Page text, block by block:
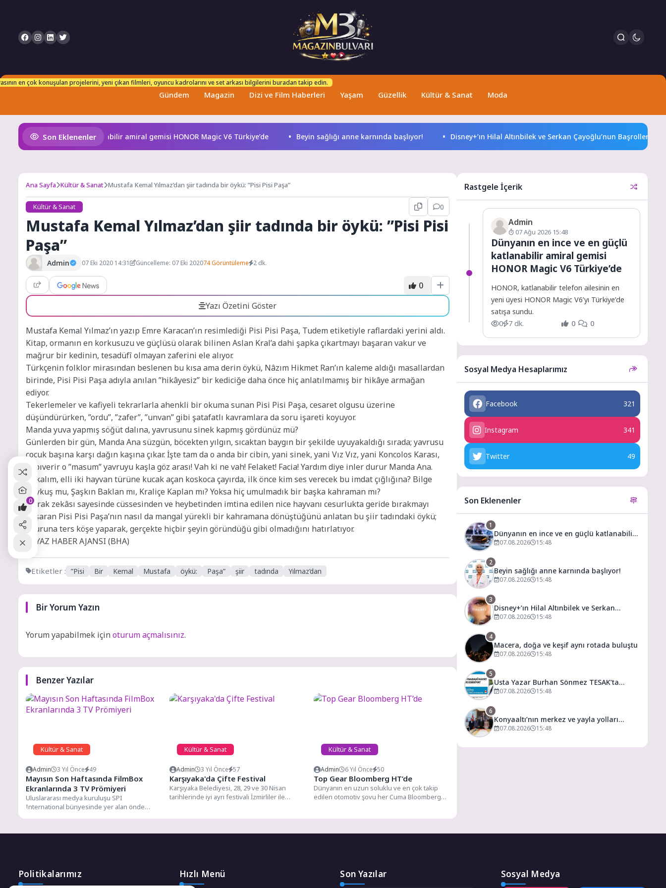
Gündem
takip edebilirsiniz. Her an taze ve güncel bilgilerle karşınızdayız!
Magazin Dizi ve Film Haberleri
en çok konuşulan projelerini, yeni çıkan filmleri, oyuncu kadrolarını ve set arkası bilgilerini buradan takip edin.
Yaşam Güzellik Kültür & Sanat Moda
Son Eklenenler
en ince ve en güçlü katlanabilir amiral gemisi HONOR Magic V6 Türkiye’de Beyin sağlığı anne karnında başlıyor! Disney+’ın Hilal Altınbilek ve Serkan Çayoğlu’nun Başrollerinde
Ana Sayfa Kültür & Sanat Mustafa Kemal Yılmaz’dan şiir tadında bir öykü: ”Pisi Pisi Paşa”
Kültür & Sanat 0
Mustafa Kemal Yılmaz’dan şiir tadında bir öykü: ”Pisi Pisi
Paşa”
Admin 07 Eki 2020 14:31 Güncelleme: 07 Eki 202074 Görüntüleme 2 dk.
0
Yazı Özetini Göster
Mustafa Kemal Yılmaz’ın yazıp Emre Karacan’ın resimlediği Pisi Pisi Paşa, Tudem etiketiyle raflardaki yerini aldı.
Kitap, ormanın en korkusuzu ve güçlüsü olarak bilinen Aslan Kral’a dahi şapka çıkartmayı başaran vakur ve
mağrur bir kedinin, tesadüfî olmayan zaferini ele alıyor.
Türkçenin folklor mirasından beslenen bu kısa ama derin öykü, Nâzım Hikmet Ran’ın kaleme aldığı masallardan
birinde, Pisi Pisi Paşa adıyla anılan ”hikâyesiz” bir kediciğe daha önce hiç anlatılmamış bir hikâye armağan
ediyor.
Tekerlemeler ve kafiyeli tekrarlarla ahenkli bir okuma sunan Pisi Pisi Paşa, cesaret olgusu üzerine
düşündürürken, ”ordu”, ”zafer”, ”unvan” gibi şatafatlı kavramlara da soru işareti koyuyor.
Manda yuva yapmış söğüt dalına, yavrusunu sinek kapmış gördünüz mü?
Günlerden bir gün, Manda Ana süzgün, böcekten yılgın, sıcaktan baygın bir şekilde uyuyakaldığı sırada; yavrusu
çocuk başına karşı dağın kaşına çıkar. İşte tam da o anda bir cibin, yani sinek, yani Vız Vız, yani Koncolos Karası,
kapıverir o ”masum” yavruyu kaşla göz arası! Vah ki ne vah! Felaket! Facia! Yardım diye inler durur Manda Ana.
Bakalım, elli iki hayvan türüne kucak açan koskoca çayırda, ilk önce kim ses verecek bu imdat çığlığına? Bilge
Baykuş mu, Şaşkın Baklan mı, Kraliçe Kaplan mı? Yoksa hiç umulmadık bir başka kahraman mı?
Kıvrak zekâsı sayesinde cüssesinden ve heybetinden imtina edilen nice hayvanı cesurlukta geride bırakmayı
başaran Pisi Pisi Paşa’nın nasıl da mangal yürekli bir kahramana dönüştüğünü anlatan bu şiir tadındaki öykü;
okuruna ters köşe yaparak, gerçekte hiçbir şeyin göründüğü gibi olmadığını hatırlatıyor.
BEYAZ HABER AJANSI (BHA)
Etiketler : ”Pisi Bir Kemal Mustafa öykü: Paşa” şiir tadında Yılmaz’dan
Bir Yorum Yazın
Yorum yapabilmek içinoturum açmalısınız.
Benzer Yazılar
Kültür & Sanat
Admin 3 Yıl Önce 49
Mayısın Son Haftasında FilmBox
Ekranlarında 3 TV Prömiyeri
Uluslararası medya kuruluşu SPI
International bünyesinde yer alan önde
Kültür & Sanat
Admin 3 Yıl Önce 57
Karşıyaka'da Çifte Festival
Karşıyaka Belediyesi, 28, 29 ve 30 Nisan
tarihlerinde iyi ayrı festivali İzmirliler ile
Kültür & Sanat
Admin 6 Yıl Önce 50
Top Gear Bloomberg HT’de
Dünyanın en uzun soluklu ve en çok takip
edilen otomotiv şovu her Cuma Bloomberg
Rastgele İçerik
Admin
07 Ağu 2026 15:48
Dünyanın en ince ve en güçlü
katlanabilir amiral gemisi
HONOR Magic V6 Türkiye’de
HONOR, katlanabilir telefon ailesinin en
yeni üyesi HONOR Magic V6’yı Türkiye’de
satışa sundu.
0 7 dk. 0 0
Sosyal Medya Hesaplarımız
Facebook 321
Instagram 341
Twitter 49
Son Eklenenler
1
Dünyanın en ince ve en güçlü katlanabilir
amiral gemisi HONOR Magic V6 Türkiye’de
07.08.2026 15:48
2
Beyin sağlığı anne karnında başlıyor!
07.08.2026 15:48
3
Disney+’ın Hilal Altınbilek ve Serkan
Çayoğlu’nun Başrollerinde Yer Aldığı
Uyandıran İlk Tanıtımı Yayımlandı
07.08.2026 15:48
4
Macera, doğa ve keşif aynı rotada buluştu
07.08.2026 15:48
5
Usta Yazar Burhan Sönmez TESAK’ta
Okurlarıyla Buluşuyor
07.08.2026 15:48
6
Konyaaltı’nın merkez ve yayla yolları
yenilenecek
07.08.2026 15:48
Politikalarımız Hızlı Menü Son Yazılar Sosyal Medya
0